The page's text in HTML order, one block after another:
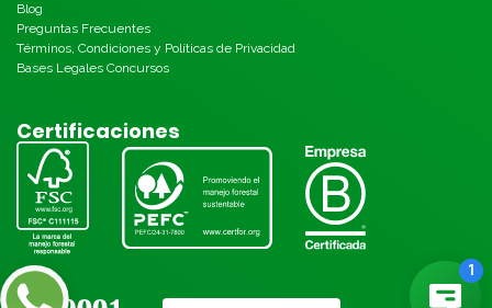
Blog
Preguntas Frecuentes
Términos, Condiciones y Políticas de Privacidad
Bases Legales Concursos
Certificaciones